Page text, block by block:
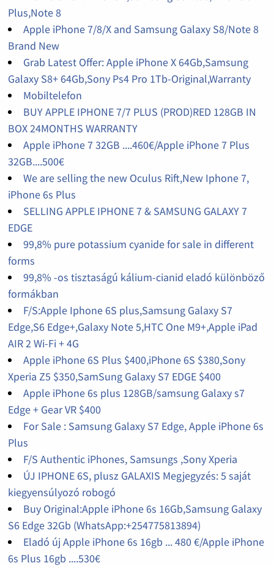
Plus,Note 8
Apple iPhone 7/8/X and Samsung Galaxy S8/Note 8
Brand New
Grab Latest Offer: Apple iPhone X 64Gb,Samsung
Galaxy S8+ 64Gb,Sony Ps4 Pro 1Tb-Original,Warranty
Mobiltelefon
BUY APPLE IPHONE 7/7 PLUS (PROD)RED 128GB IN
BOX 24MONTHS WARRANTY
Apple iPhone 7 32GB ....460€/Apple iPhone 7 Plus
32GB....500€
We are selling the new Oculus Rift,New Iphone 7,
iPhone 6s Plus
SELLING APPLE IPHONE 7 & SAMSUNG GALAXY 7
EDGE
99,8% pure potassium cyanide for sale in different
forms
99,8% -os tisztaságú kálium-cianid eladó különböző
formákban
F/S:Apple Iphone 6S plus,Samsung Galaxy S7
Edge,S6 Edge+,Galaxy Note 5,HTC One M9+,Apple iPad
AIR 2 Wi-Fi + 4G
Apple iPhone 6S Plus $400,iPhone 6S $380,Sony
Xperia Z5 $350,SamSung Galaxy S7 EDGE $400
Apple iPhone 6s plus 128GB/samsung Galaxy s7
Edge + Gear VR $400
For Sale : Samsung Galaxy S7 Edge, Apple iPhone 6s
Plus
F/S Authentic iPhones, Samsungs ,Sony Xperia
ÚJ IPHONE 6S, plusz GALAXIS Megjegyzés: 5 saját
kiegyensúlyozó robogó
Buy Original:Apple iPhone 6s 16Gb,Samsung Galaxy
S6 Edge 32Gb (WhatsApp:+254775813894)
Eladó új Apple iPhone 6s 16gb ... 480 €/Apple iPhone
6s Plus 16gb ....530€